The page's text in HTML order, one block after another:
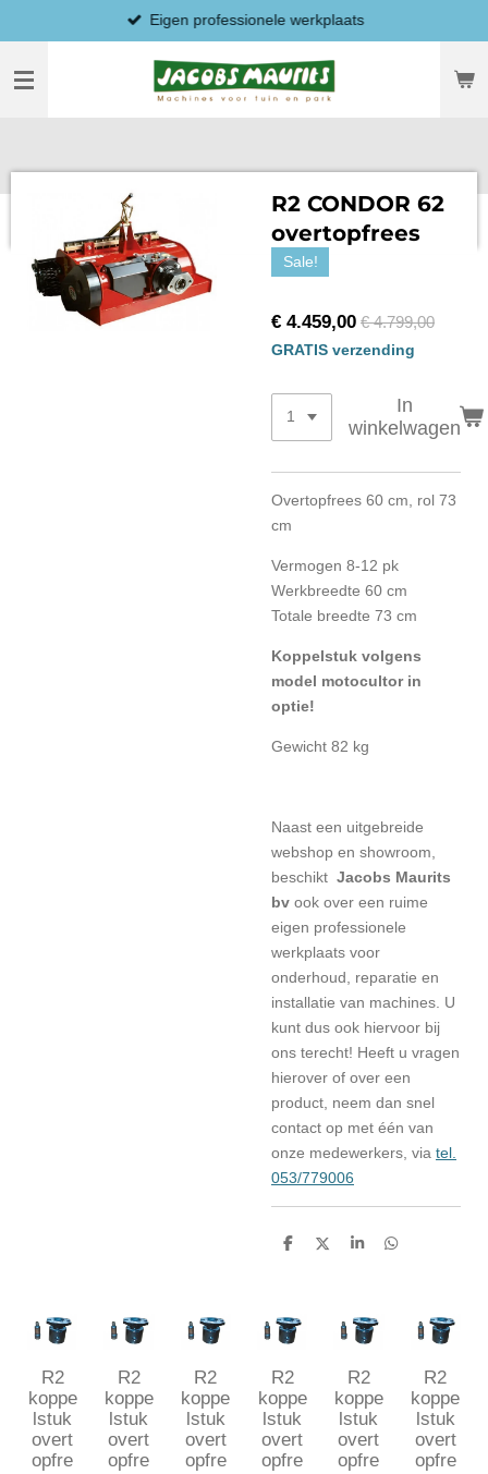
direct
naar
hoofdinhoud
Eigen professionele werkplaats
R2 CONDOR 62
overtopfrees
Sale!
€ 4.459,00 € 4.799,00
GRATIS verzending
In
winkelwagen
Overtopfrees 60 cm, rol 73
cm
Vermogen 8-12 pk
Werkbreedte 60 cm
Totale breedte 73 cm
Koppelstuk volgens
model motocultor in
optie!
Gewicht 82 kg
Naast een uitgebreide
webshop en showroom,
beschikt Jacobs Maurits
bv ook over een ruime
eigen professionele
werkplaats voor
onderhoud, reparatie en
installatie van machines. U
kunt dus ook hiervoor bij
ons terecht! Heeft u vragen
hierover of over een
product, neem dan snel
contact op met één van
onze medewerkers, via tel.
053/779006
D
D
S
D
R2
koppe
lstuk
overt
opfre
R2
koppe
lstuk
overt
opfre
R2
koppe
lstuk
overt
opfre
R2
koppe
lstuk
overt
opfre
R2
koppe
lstuk
overt
opfre
R2
koppe
lstuk
overt
opfre